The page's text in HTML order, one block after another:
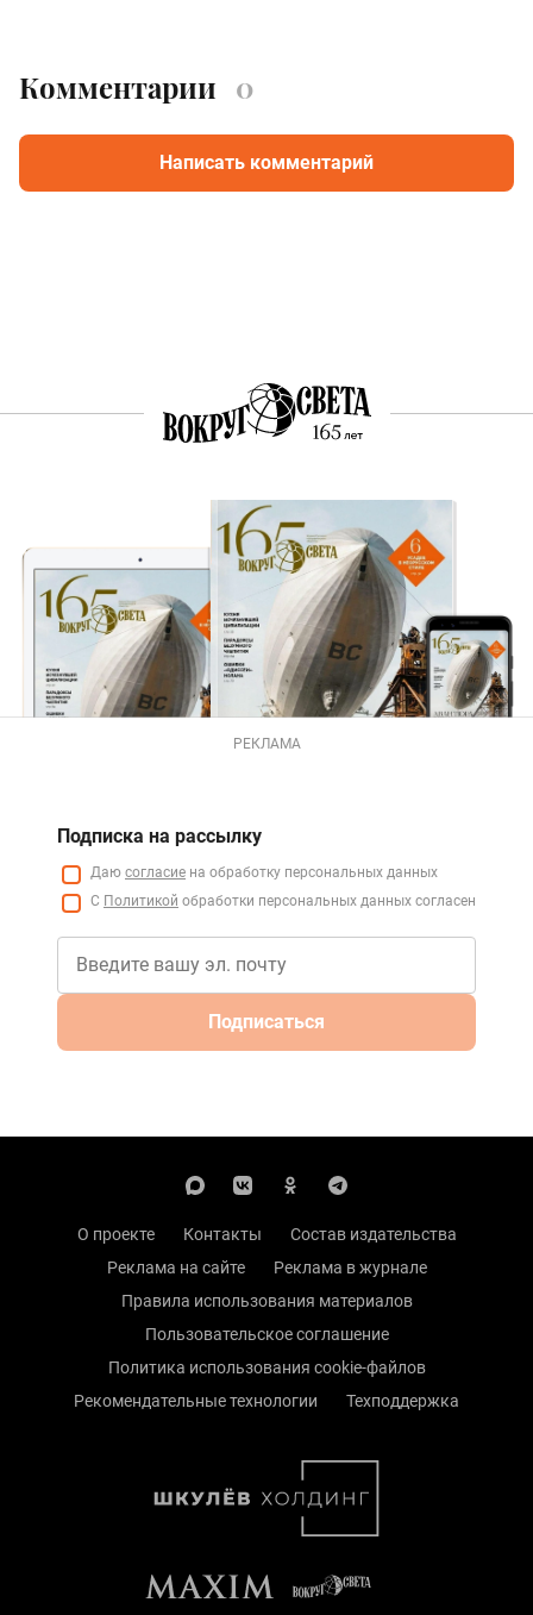
Комментарии 0
Написать комментарий
РЕКЛАМА
Подписка на рассылку
Даю согласие на обработку персональных данных
С Политикой обработки персональных данных согласен
Подписаться
О проекте Контакты
Состав издательства
Реклама на сайте
Реклама в журнале
Правила использования материалов
Пользовательское соглашение
Политика использования cookie-файлов
Рекомендательные технологии
Техподдержка